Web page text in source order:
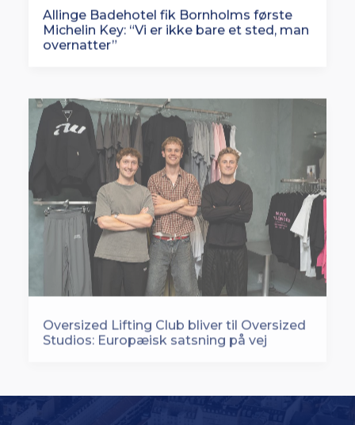
Allinge Badehotel fik Bornholms første
Michelin Key: “Vi er ikke bare et sted, man
overnatter”
Oversized Lifting Club bliver til Oversized
Studios: Europæisk satsning på vej